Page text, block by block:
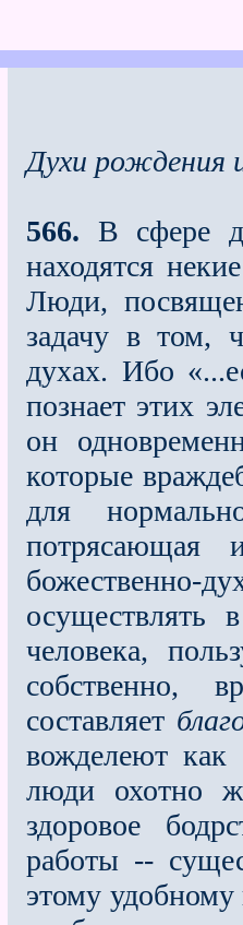
Духи рождения
566. В сфере
находятся
Люди,
задачу в том,
духах. Ибо
познает этих
он
которые
для
потрясающая
осуществлять
человека,
собственно,
составляет
вожделеют как
люди охотно
здоровое
работы --
этому